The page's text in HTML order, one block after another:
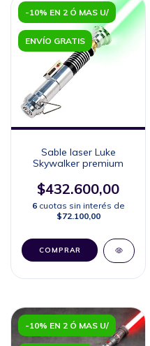
-10% EN 2 Ó MAS U/
ENVÍO GRATIS
Sable laser Luke
Skywalker premium
$432.600,00
6 cuotas sin interés de
$72.100,00
COMPRAR
-10% EN 2 Ó MAS U/